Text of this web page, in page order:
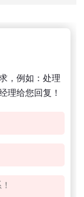
，例如：处理
理给您回复！